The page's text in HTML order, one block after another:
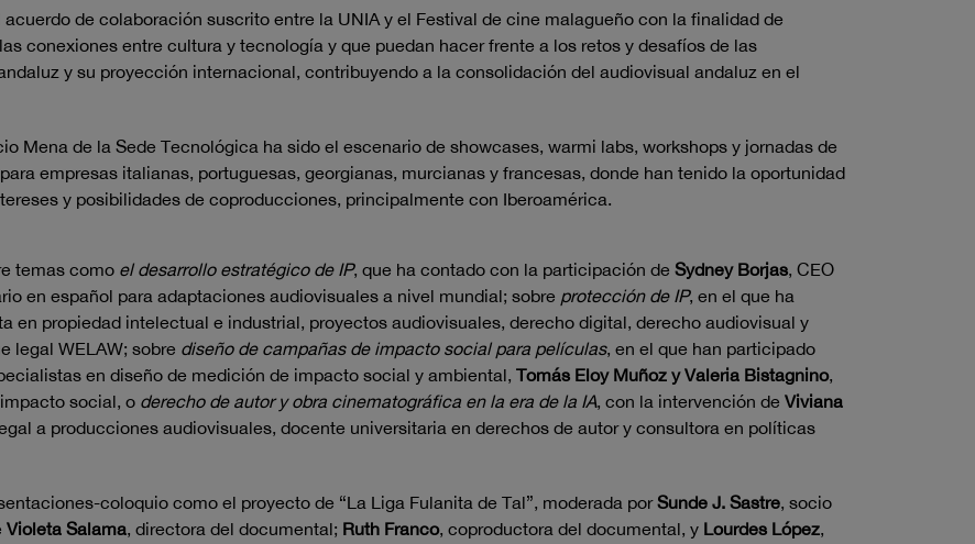
de colaboración suscrito entre la UNIA y el Festival de cine malagueño con la finalidad de
conexiones entre cultura y tecnología y que puedan hacer frente a los retos y desafíos de las
y su proyección internacional, contribuyendo a la consolidación del audiovisual andaluz en el
Mena de la Sede Tecnológica ha sido el escenario de showcases, warmi labs, workshops y jornadas de
empresas italianas, portuguesas, georgianas, murcianas y francesas, donde han tenido la oportunidad
y posibilidades de coproducciones, principalmente con Iberoamérica.
temas como el desarrollo estratégico de IP, que ha contado con la participación de Sydney Borjas, CEO
en español para adaptaciones audiovisuales a nivel mundial; sobre protección de IP, en el que ha
en propiedad intelectual e industrial, proyectos audiovisuales, derecho digital, derecho audiovisual y
legal WELAW; sobre diseño de campañas de impacto social para películas, en el que han participado
en diseño de medición de impacto social y ambiental, Tomás Eloy Muñoz y Valeria Bistagnino,
social, o derecho de autor y obra cinematográfica en la era de la IA, con la intervención de Viviana
a producciones audiovisuales, docente universitaria en derechos de autor y consultora en políticas
coloquio como el proyecto de “La Liga Fulanita de Tal”, moderada por Sunde J. Sastre, socio
Violeta Salama, directora del documental; Ruth Franco, coproductora del documental, y Lourdes López,